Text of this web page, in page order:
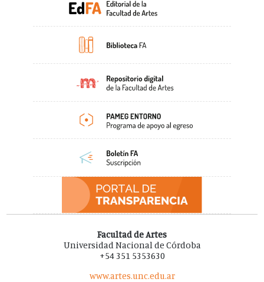
Facultad de Artes
Universidad Nacional de Córdoba
+54 351 5353630
www.artes.unc.edu.ar